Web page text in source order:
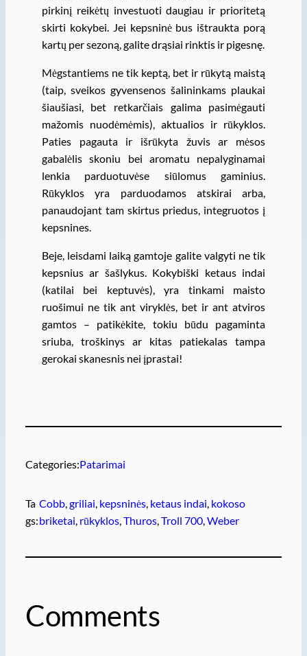
pirkinį reikėtų investuoti daugiau ir prioritetą
skirti kokybei. Jei kepsninė bus ištraukta porą
kartų per sezoną, galite drąsiai rinktis ir pigesnę.
Mėgstantiems ne tik keptą, bet ir rūkytą maistą
(taip, sveikos gyvensenos šalininkams plaukai
šiaušiasi, bet retkarčiais galima pasimėgauti
mažomis nuodėmėmis), aktualios ir rūkyklos.
Paties pagauta ir išrūkyta žuvis ar mėsos
gabalėlis skoniu bei aromatu nepalyginamai
lenkia parduotuvėse siūlomus gaminius.
Rūkyklos yra parduodamos atskirai arba,
panaudojant tam skirtus priedus, integruotos į
kepsnines.
Beje, leisdami laiką gamtoje galite valgyti ne tik
kepsnius ar šašlykus. Kokybiški ketaus indai
(katilai bei keptuvės), yra tinkami maisto
ruošimui ne tik ant viryklės, bet ir ant atviros
gamtos – patikėkite, tokiu būdu pagaminta
sriuba, troškinys ar kitas patiekalas tampa
gerokai skanesnis nei įprastai!
Categories:Patarimai
Ta
gs:
Cobb, griliai, kepsninės, ketaus indai, kokoso
briketai, rūkyklos, Thuros, Troll 700, Weber
Comments